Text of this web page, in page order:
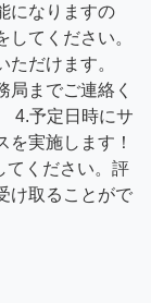
になりますの
てください。
だけます。
局までご連絡く
4.予定日時にサ
を実施します！
てください。評
け取ることがで